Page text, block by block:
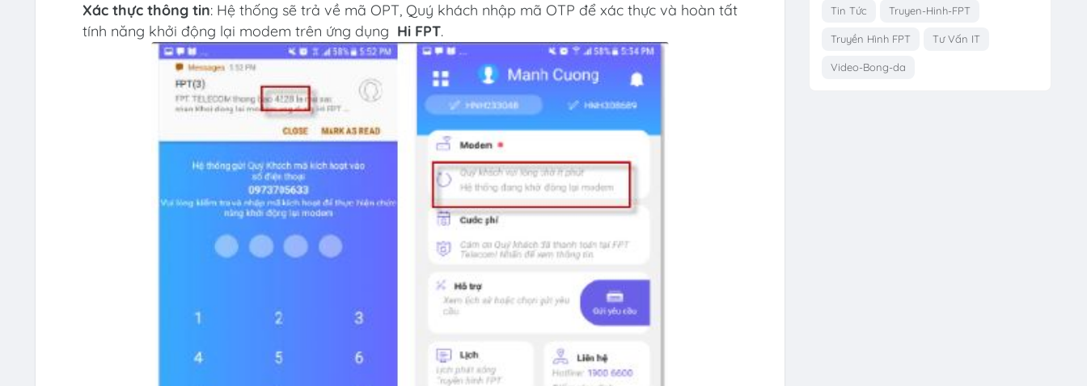
Xác thực thông tin: Hệ thống sẽ trả về mã OPT, Quý khách nhập mã OTP để xác thực và hoàn tất
tính năng khởi động lại modem trên ứng dụng Hi FPT.
Tin Tức Truyen-Hinh-FPT
Truyền Hình FPT Tư Vấn IT
Video-Bong-da